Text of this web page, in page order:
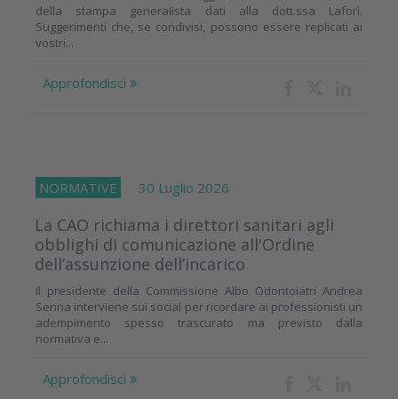
della stampa generalista dati alla dott.ssa Laforì.
Suggerimenti che, se condivisi, possono essere replicati ai
vostri...
Approfondisci
NORMATIVE 30 Luglio 2026
La CAO richiama i direttori sanitari agli
obblighi di comunicazione all'Ordine
dell’assunzione dell’incarico
Il presidente della Commissione Albo Odontoiatri Andrea
Senna interviene sui social per ricordare ai professionisti un
adempimento spesso trascurato ma previsto dalla
normativa e...
Approfondisci